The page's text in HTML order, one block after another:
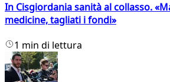
In Cisgiordania sanità al collasso.
medicine, tagliati i fondi»
1 min di lettura